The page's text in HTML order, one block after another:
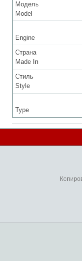
Модель
Model
Engine
Страна
Made In
Стиль
Style
Type